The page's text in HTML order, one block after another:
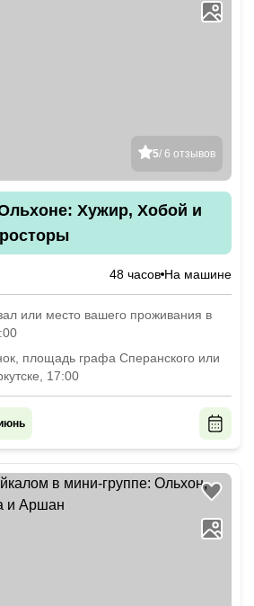
5/ 6 отзывов
Хужир, Хобой и
48 часов На машине
или место вашего проживания в
площадь графа Сперанского или
17:00